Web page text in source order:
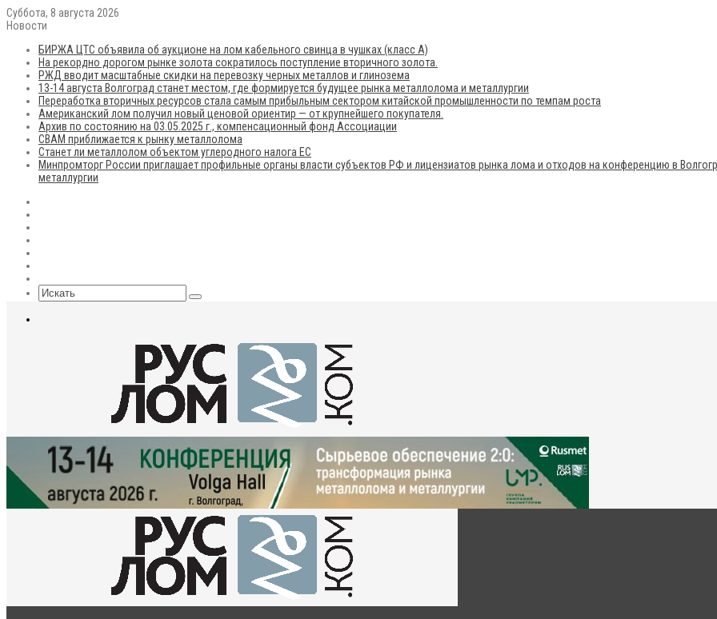
Суббота, 8 августа 2026
Новости
БИРЖА ЦТС объявила об аукционе на лом кабельного свинца в чушках (класс А)
На рекордно дорогом рынке золота сократилось поступление вторичного золота.
РЖД вводит масштабные скидки на перевозку черных металлов и глинозема
13-14 августа Волгоград станет местом, где формируется будущее рынка металлолома и металлургии
Переработка вторичных ресурсов стала самым прибыльным сектором китайской промышленности по темпам роста
Американский лом получил новый ценовой ориентир — от крупнейшего покупателя.
Архив по состоянию на 03.05.2025 г., компенсационный фонд Ассоциации
CBAM приближается к рынку металлолома
Станет ли металлолом объектом углеродного налога ЕС
Минпромторг России приглашает профильные органы власти субъектов РФ и лицензиатов рынка лома и отходов на конференцию в
металлургии
Искать